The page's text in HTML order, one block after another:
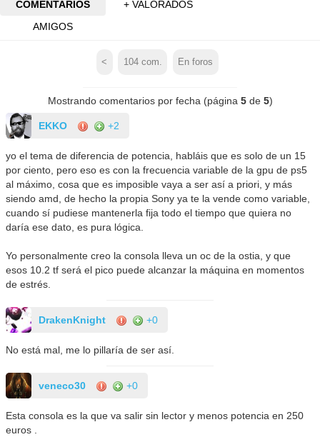
COMENTARIOS
+ VALORADOS
AMIGOS
< 104com. En foros
Mostrando comentarios por fecha (página 5de 5)
EKKO +2
yo el tema de diferencia de potencia, habláis que es solo de un 15
por ciento, pero eso es con la frecuencia variable de la gpu de ps5
al máximo, cosa que es imposible vaya a ser así a priori, y más
siendo amd, de hecho la propia Sony ya te la vende como variable,
cuando sí pudiese mantenerla fija todo el tiempo que quiera no
daría ese dato, es pura lógica.
Yo personalmente creo la consola lleva un oc de la ostia, y que
esos 10.2 tf será el pico puede alcanzar la máquina en momentos
de estrés.
DrakenKnight +0
No está mal, me lo pillaría de ser así.
veneco30 +0
Esta consola es la que va salir sin lector y menos potencia en 250
euros .